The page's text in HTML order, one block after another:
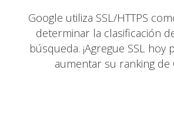
Google utiliza SSL/HTTPS
determinar la clasificación
búsqueda. ¡Agregue SSL hoy
aumentar su ranking de